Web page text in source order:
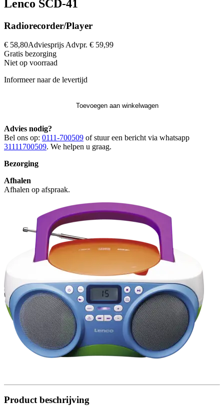
Lenco SCD-41
Radiorecorder/Player
€ 58,80Adviesprijs Advpr. € 59,99
Gratis bezorging
Niet op voorraad
Informeer naar de levertijd
Toevoegen aan winkelwagen
Advies nodig?
Bel ons op: 0111-700509 of stuur een bericht via whatsapp
31111700509. We helpen u graag.
Bezorging
Afhalen
Afhalen op afspraak.
Product beschrijving